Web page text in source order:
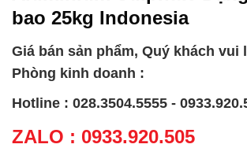
bao 25kg Indonesia
Giá bán sản phẩm, Quý khách vui
Phòng kinh doanh :
Hotline : 028.3504.5555 -
ZALO : 0933.920.505